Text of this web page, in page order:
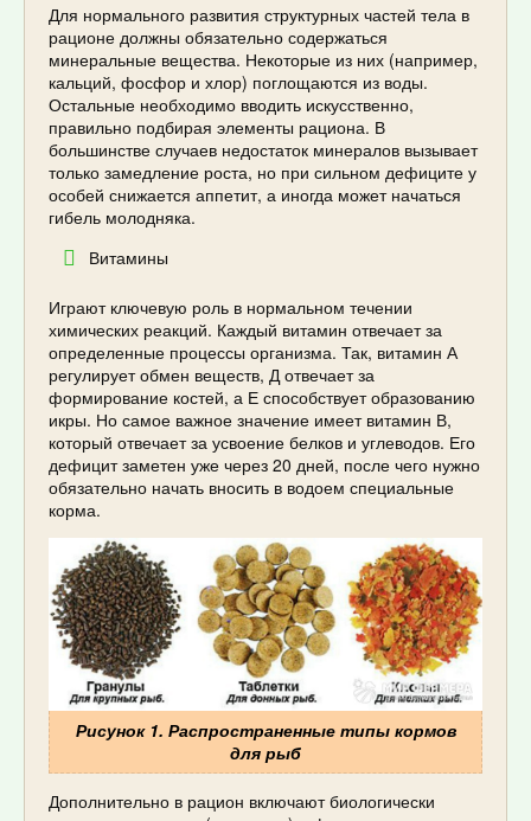
Для нормального развития структурных частей тела в
рационе должны обязательно содержаться
минеральные вещества. Некоторые из них (например,
кальций, фосфор и хлор) поглощаются из воды.
Остальные необходимо вводить искусственно,
правильно подбирая элементы рациона. В
большинстве случаев недостаток минералов вызывает
только замедление роста, но при сильном дефиците у
особей снижается аппетит, а иногда может начаться
гибель молодняка.
Витамины
Играют ключевую роль в нормальном течении
химических реакций. Каждый витамин отвечает за
определенные процессы организма. Так, витамин А
регулирует обмен веществ, Д отвечает за
формирование костей, а Е способствует образованию
икры. Но самое важное значение имеет витамин В,
который отвечает за усвоение белков и углеводов. Его
дефицит заметен уже через 20 дней, после чего нужно
обязательно начать вносить в водоем специальные
корма.
Рисунок 1. Распространенные типы кормов
для рыб
Дополнительно в рацион включают биологически